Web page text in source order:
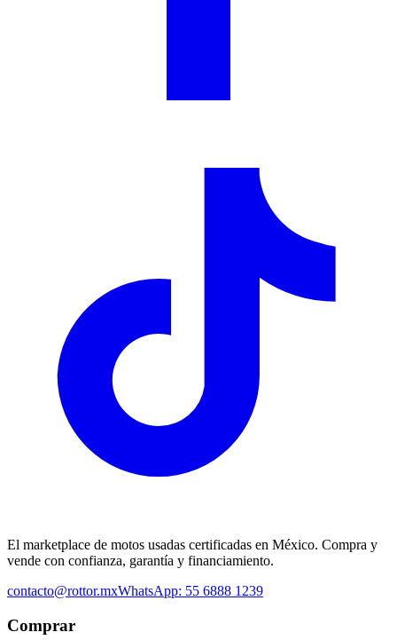
El marketplace de motos usadas certificadas en México. Compra y
vende con confianza, garantía y financiamiento.
contacto@rottor.mxWhatsApp: 55 6888 1239
Comprar